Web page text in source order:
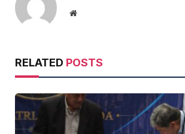
Website
RELATED POSTS